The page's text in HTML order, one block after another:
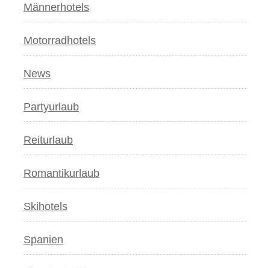
Männerhotels
Motorradhotels
News
Partyurlaub
Reiturlaub
Romantikurlaub
Skihotels
Spanien